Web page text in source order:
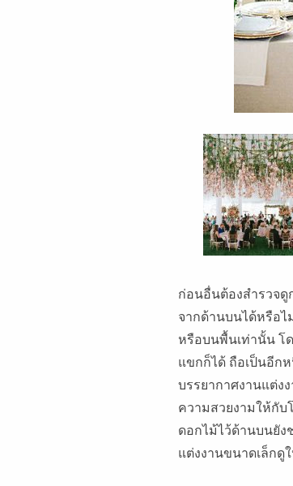
ก่อนอื่นต้องสำรวจ
จากด้านบนได้หรือไ
หรือบนพื้นเท่านั้น โ
แขกก็ได้ ถือเป็นอีก
บรรยากาศงานแต่ง
ความสวยงามให้กับ
ดอกไม้ไว้ด้านบนยั
แต่งงานขนาดเล็ก